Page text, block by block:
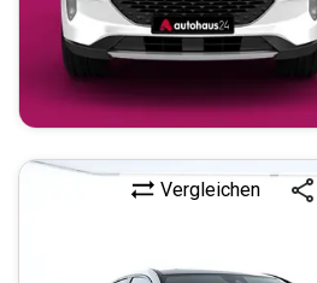
Vergleichen